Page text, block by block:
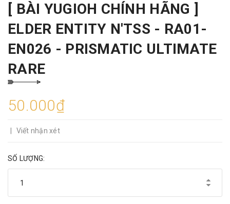
[ BÀI YUGIOH CHÍNH HÃNG ]
ELDER ENTITY N'TSS - RA01-
EN026 - PRISMATIC ULTIMATE
RARE
50.000₫
Viết nhận xét
SỐ LƯỢNG: